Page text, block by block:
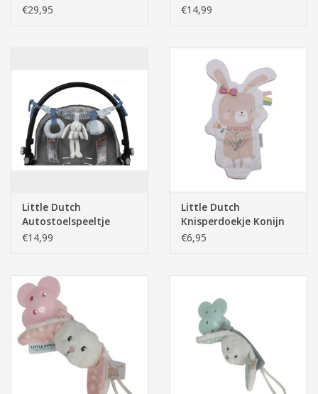
Stars
€29,95
Adventure Mint
€14,99
Little Dutch
Autostoelspeeltje
Adventure Blue
€14,99
Little Dutch
Knisperdoekje Konijn
€6,95